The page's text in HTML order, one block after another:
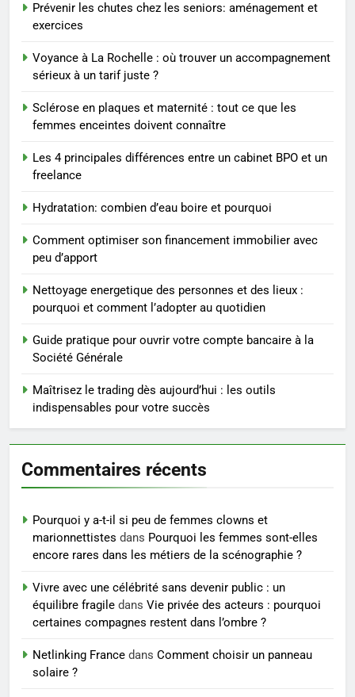
entreprise solide
3
substituts de repas : guide et
4
Postures de yoga essentielles
rapidement et durable
BIEN ÊTRE
5
Infection chronique de l’oreille :
saignements
SANTÉ
6
Les secrets révélés pour une
peau éclatante grâce à The
Ordinary
Prévenir les chutes chez les
seniors: aménagement et
exercices
BIEN ÊTRE
8
Voyance à La Rochelle : où
sérieux à un tarif juste ?
BIEN ÊTRE
Prévenir les chutes chez les seniors: aménagement et
exercices
Voyance à La Rochelle : où trouver un accompagnement
sérieux à un tarif juste ?
Sclérose en plaques et maternité : tout ce que les
femmes enceintes doivent connaître
Les 4 principales différences entre un cabinet BPO et un
freelance
Hydratation: combien d’eau boire et pourquoi
Comment optimiser son financement immobilier avec
peu d’apport
Nettoyage energetique des personnes et des lieux :
pourquoi et comment l’adopter au quotidien
Guide pratique pour ouvrir votre compte bancaire à la
Société Générale
Maîtrisez le trading dès aujourd’hui : les outils
indispensables pour votre succès
Commentaires récents
Pourquoi y a-t-il si peu de femmes clowns et
marionnettistes dans Pourquoi les femmes sont-elles
encore rares dans les métiers de la scénographie ?
Vivre avec une célébrité sans devenir public : un
équilibre fragile dans Vie privée des acteurs : pourquoi
certaines compagnes restent dans l’ombre ?
Netlinking France dans Comment choisir un panneau
solaire ?